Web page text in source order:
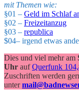
mit Themen wie:
§01 – Geld im Schlaf
§02 – Freizeitanzug
§03 – republica
$04– irgend etwas
Dies und viel mehr am
Uhr aufQuerfunk
Zuschriften werden
unter